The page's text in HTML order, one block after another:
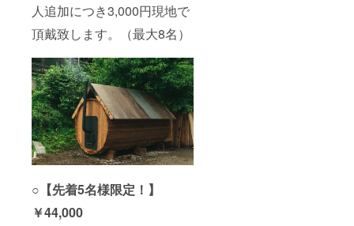
人追加につき3,000円現地で
頂戴致します。（最大8名）
○【先着5名様限定！】
￥44,000